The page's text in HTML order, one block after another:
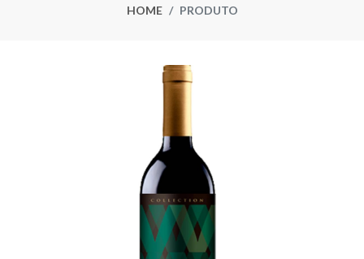
HOME PRODUTO